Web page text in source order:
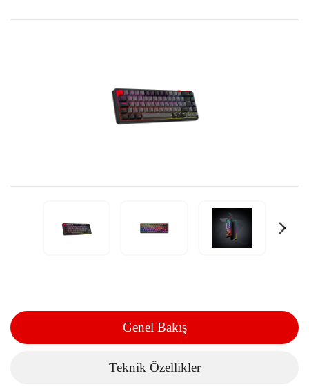
Genel Bakış
Teknik Özellikler